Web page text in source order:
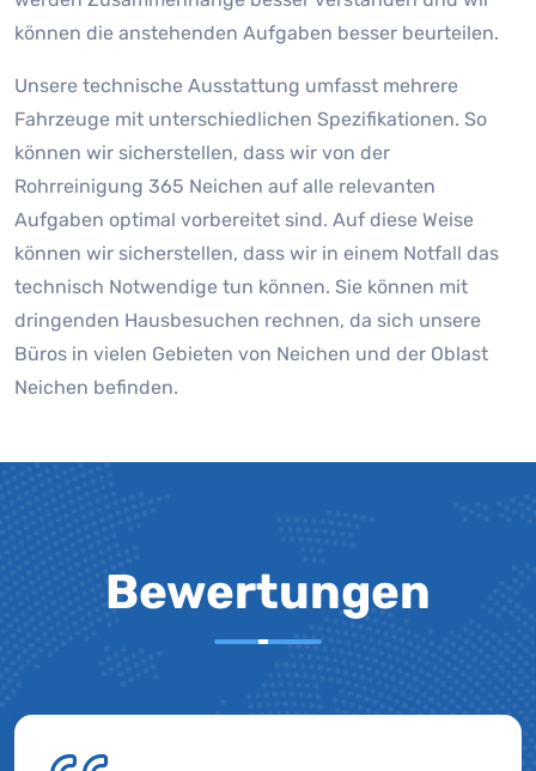
können die anstehenden Aufgaben besser beurteilen.
Unsere technische Ausstattung umfasst mehrere
Fahrzeuge mit unterschiedlichen Spezifikationen. So
können wir sicherstellen, dass wir von der
Rohrreinigung 365 Neichen auf alle relevanten
Aufgaben optimal vorbereitet sind. Auf diese Weise
können wir sicherstellen, dass wir in einem Notfall das
technisch Notwendige tun können. Sie können mit
dringenden Hausbesuchen rechnen, da sich unsere
Büros in vielen Gebieten von Neichen und der Oblast
Neichen befinden.
Bewertungen